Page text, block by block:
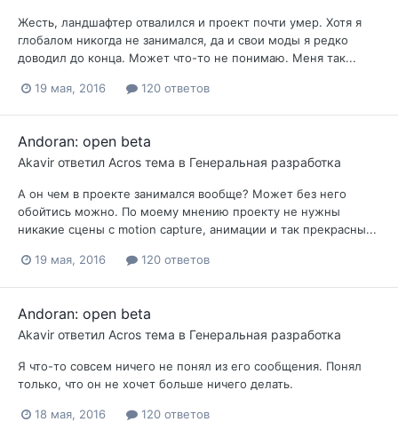
Жесть, ландшафтер отвалился и проект почти умер. Хотя я
глобалом никогда не занимался, да и свои моды я редко
доводил до конца. Может что-то не понимаю. Меня так...
19 мая, 2016 120 ответов
Andoran: open beta
Akavir ответил Acros тема в Генеральная разработка
А он чем в проекте занимался вообще? Может без него
обойтись можно. По моему мнению проекту не нужны
никакие сцены с motion capture, анимации и так прекрасны...
19 мая, 2016 120 ответов
Andoran: open beta
Akavir ответил Acros тема в Генеральная разработка
Я что-то совсем ничего не понял из его сообщения. Понял
только, что он не хочет больше ничего делать.
18 мая, 2016 120 ответов